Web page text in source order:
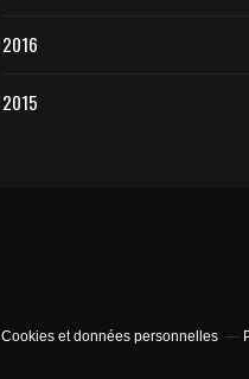
2016
2015
Cookies et données personnelles